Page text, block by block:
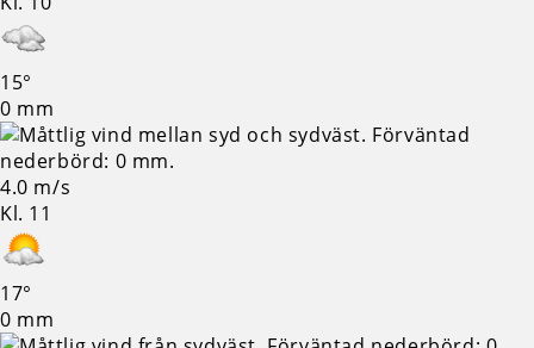
15°
0 mm
4.0 m/s
Kl. 11
17°
0 mm